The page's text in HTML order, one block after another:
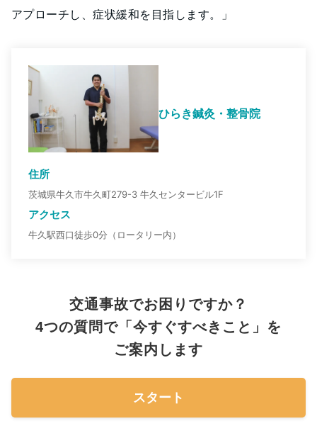
アプローチし、症状緩和を目指します。」
ひらき鍼灸・整骨院
住所
茨城県牛久市牛久町279-3 牛久センタービル1F
アクセス
牛久駅西口徒歩0分（ロータリー内）
交通事故でお困りですか？
4つの質問で「今すぐすべきこと」を
ご案内します
スタート